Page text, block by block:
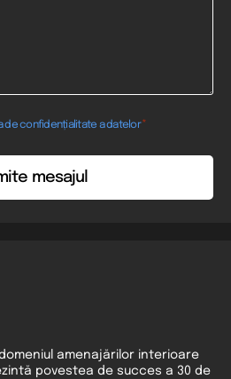
de confidențialitate a datelor*
amenajărilor interioare
povestea de succes a 30 de